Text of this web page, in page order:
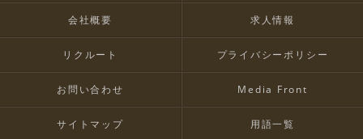
会社概要 求人情報
リクルート プライバシーポリシー
お問い合わせ Media Front
サイトマップ 用語一覧